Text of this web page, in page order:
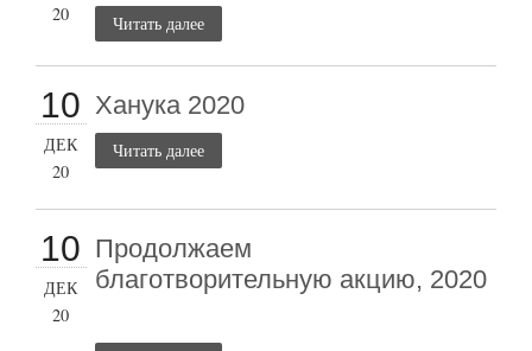
20
Читать далее
10
ДЕК
20
Ханука 2020
Читать далее
10
ДЕК
20
Продолжаем
благотворительную акцию, 2020